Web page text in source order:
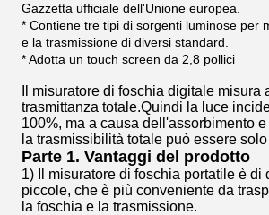
Gazzetta ufficiale dell'Unione europea.
* Contiene tre tipi di sorgenti luminose per
e la trasmissione di diversi standard.
* Adotta un touch screen da 2,8 pollici
Il misuratore di foschia digitale misura
trasmittanza totale.Quindi la luce
100%, ma a causa dell'assorbimento
la trasmissibilità totale può essere
Parte 1. Vantaggi del prodotto
1) Il misuratore di foschia portatile è di
piccole, che è più conveniente da
la foschia e la trasmissione.